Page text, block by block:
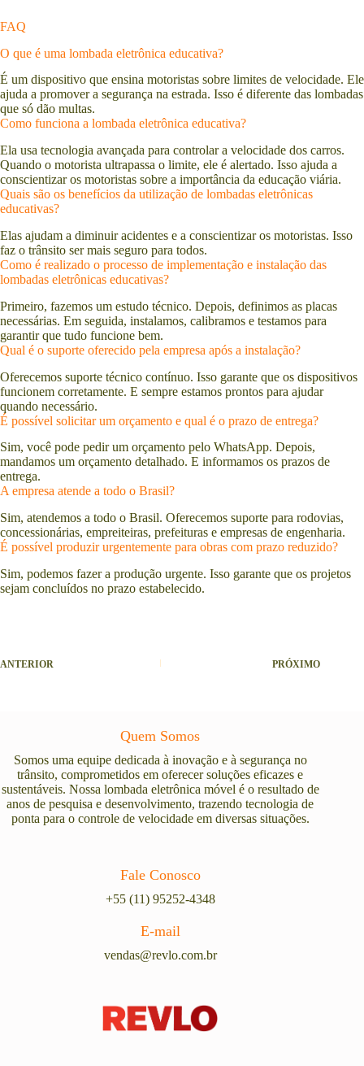
FAQ
O que é uma lombada eletrônica educativa?
É um dispositivo que ensina motoristas sobre limites de velocidade. Ele
ajuda a promover a segurança na estrada. Isso é diferente das lombadas
que só dão multas.
Como funciona a lombada eletrônica educativa?
Ela usa tecnologia avançada para controlar a velocidade dos carros.
Quando o motorista ultrapassa o limite, ele é alertado. Isso ajuda a
conscientizar os motoristas sobre a importância da educação viária.
Quais são os benefícios da utilização de lombadas eletrônicas
educativas?
Elas ajudam a diminuir acidentes e a conscientizar os motoristas. Isso
faz o trânsito ser mais seguro para todos.
Como é realizado o processo de implementação e instalação das
lombadas eletrônicas educativas?
Primeiro, fazemos um estudo técnico. Depois, definimos as placas
necessárias. Em seguida, instalamos, calibramos e testamos para
garantir que tudo funcione bem.
Qual é o suporte oferecido pela empresa após a instalação?
Oferecemos suporte técnico contínuo. Isso garante que os dispositivos
funcionem corretamente. E sempre estamos prontos para ajudar
quando necessário.
É possível solicitar um orçamento e qual é o prazo de entrega?
Sim, você pode pedir um orçamento pelo WhatsApp. Depois,
mandamos um orçamento detalhado. E informamos os prazos de
entrega.
A empresa atende a todo o Brasil?
Sim, atendemos a todo o Brasil. Oferecemos suporte para rodovias,
concessionárias, empreiteiras, prefeituras e empresas de engenharia.
É possível produzir urgentemente para obras com prazo reduzido?
Sim, podemos fazer a produção urgente. Isso garante que os projetos
sejam concluídos no prazo estabelecido.
ANTERIOR PRÓXIMO
Quem Somos
Somos uma equipe dedicada à inovação e à segurança no
trânsito, comprometidos em oferecer soluções eficazes e
sustentáveis. Nossa lombada eletrônica móvel é o resultado de
anos de pesquisa e desenvolvimento, trazendo tecnologia de
ponta para o controle de velocidade em diversas situações.
Fale Conosco
+55 (11) 95252-4348
E-mail
vendas@revlo.com.br